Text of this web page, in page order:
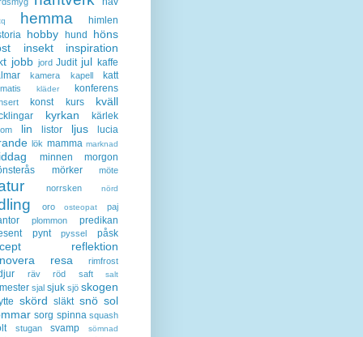
hemma
himlen
hobby hund
höns
insekt
inspiration
jobb jord Judit jul kaffe
kamera kapell katt
kläder konferens
konst kurs kväll
kyrkan kärlek
lin listor ljus lucia
lök mamma marknad
minnen
morgon
mörker möte
norrsken nörd
oro osteopat paj
plommon
predikan
pynt pyssel påsk
reflektion
resa rimfrost
räv röd saft salt
sjal sjuk sjö skogen
skörd släkt snö sol
sorg spinna squash
stugan svamp sömnad